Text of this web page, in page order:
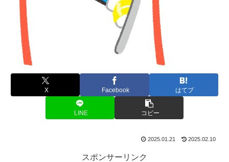
X Facebook はてブ
LINE コピー
2025.01.21 2025.02.10
スポンサーリンク